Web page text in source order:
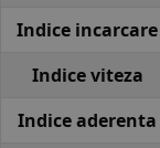
Indice incarcare
Indice viteza
Indice aderenta